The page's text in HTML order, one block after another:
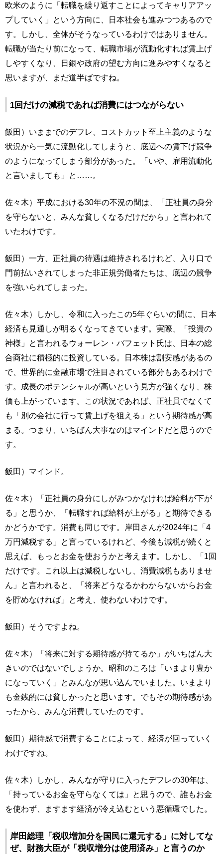
欧米のように「転職を繰り返すことによってキャリアアッ
プしていく」という方向に、日本社会も進みつつあるので
す。しかし、全体がそうなっているわけではありません。
転職が当たり前になって、転職市場が流動化すれば賃上げ
しやすくなり、日銀や政府の望む方向に進みやすくなると
思いますが、まだ道半ばですね。
1回だけの減税であれば消費にはつながらない
飯田）いままでのデフレ、コストカット至上主義のような
状況から一気に流動化してしまうと、底辺への賃下げ競争
のようになってしまう部分があった。「いや、雇用流動化
と言いましても」と……。
佐々木）平成における30年の不況の間は、「正社員の身分
を守らないと、みんな貧しくなるだけだから」と言われて
いたわけです。
飯田）一方、正社員の待遇は維持されるけれど、入り口で
門前払いされてしまった非正規労働者たちは、底辺の競争
を強いられてしまった。
佐々木）しかし、令和に入ったこの5年ぐらいの間に、日本
経済も見通しが明るくなってきています。実際、「投資の
神様」と言われるウォーレン・バフェット氏は、日本の総
合商社に積極的に投資している。日本株は割安感があるの
で、世界的に金融市場で注目されている部分もあるわけで
す。成長のポテンシャルが高いという見方が強くなり、株
価も上がっています。この状況であれば、正社員でなくて
も「別の会社に行って賃上げを狙える」という期待感が高
まる。つまり、いちばん大事なのはマインドだと思うので
す。
飯田）マインド。
佐々木）「正社員の身分にしがみつかなければ給料が下が
る」と思うか、「転職すれば給料が上がる」と期待できる
かどうかです。消費も同じです。岸田さんが2024年に「4
万円減税する」と言っているけれど、今後も減税が続くと
思えば、もっとお金を使おうかと考えます。しかし、「1回
だけです。これ以上は減税しないし、消費減税もありませ
ん」と言われると、「将来どうなるかわからないからお金
を貯めなければ」と考え、使わないわけです。
飯田）そうですよね。
佐々木）「将来に対する期待感が持てるか」がいちばん大
きいのではないでしょうか。昭和のころは「いまより豊か
になっていく」とみんなが思い込んでいました。いまより
も金銭的には貧しかったと思います。でもその期待感があ
ったから、みんな消費していたのです。
飯田）期待感で消費することによって、経済が回っていく
わけですね。
佐々木）しかし、みんなが守りに入ったデフレの30年は、
「持っているお金を守らなくては」と思うので、誰もお金
を使わず、ますます経済が冷え込むという悪循環でした。
岸田総理「税収増加分を国民に還元する」に対してな
ぜ、財務大臣が「税収増分は使用済み」と言うのか